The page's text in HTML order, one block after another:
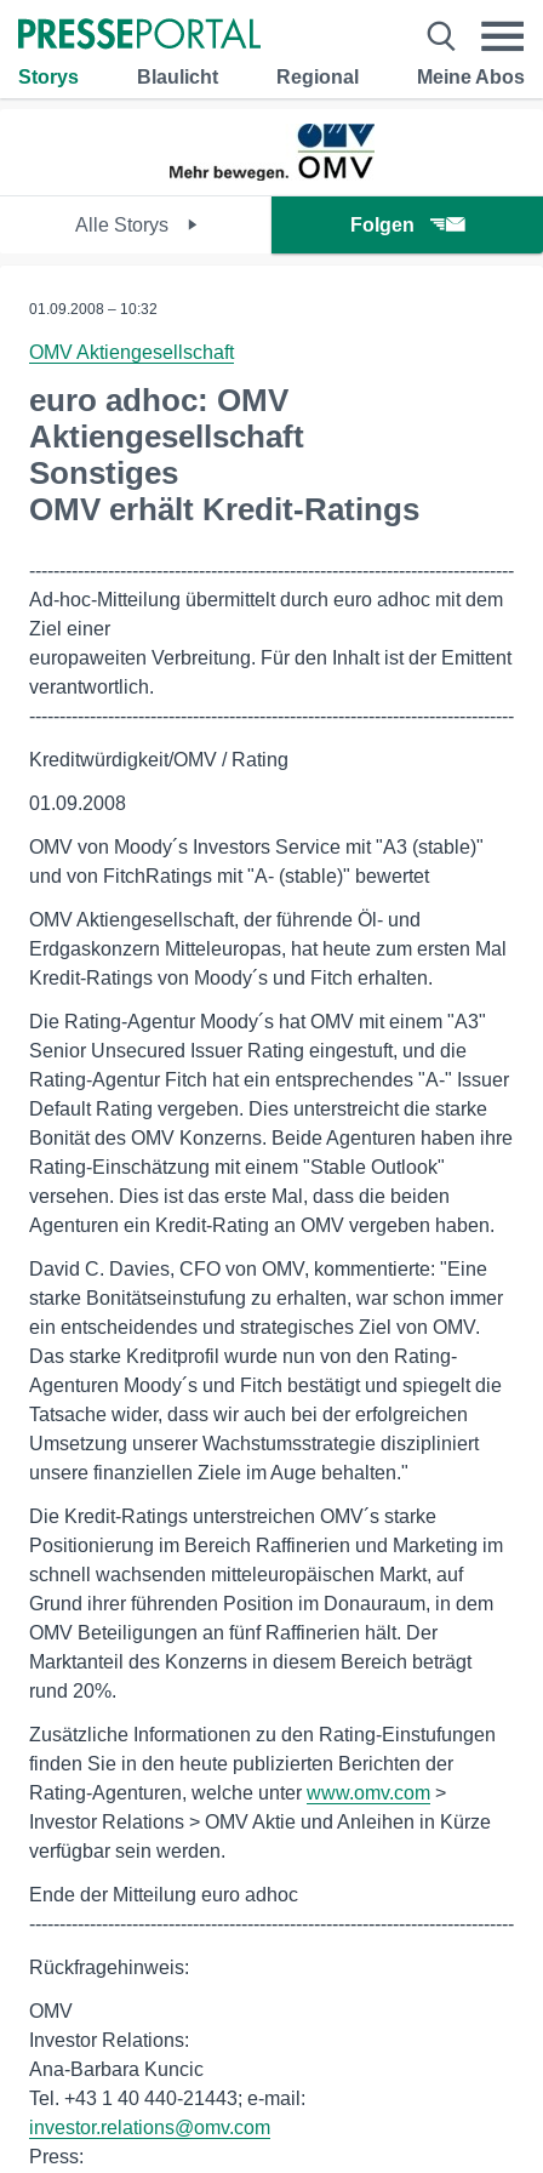
Storys Blaulicht Regional Meine Abos
Alle Storys Folgen
01.09.2008 – 10:32
OMV Aktiengesellschaft
euro adhoc: OMV
Aktiengesellschaft
Sonstiges
OMV erhält Kredit-Ratings
--------------------------------------------------------------------------------
Ad-hoc-Mitteilung übermittelt durch euro adhoc mit dem
Ziel einer
europaweiten Verbreitung. Für den Inhalt ist der Emittent
verantwortlich.
--------------------------------------------------------------------------------
Kreditwürdigkeit/OMV / Rating
01.09.2008
OMV von Moody´s Investors Service mit "A3 (stable)"
und von FitchRatings mit "A- (stable)" bewertet
OMV Aktiengesellschaft, der führende Öl- und
Erdgaskonzern Mitteleuropas, hat heute zum ersten Mal
Kredit-Ratings von Moody´s und Fitch erhalten.
Die Rating-Agentur Moody´s hat OMV mit einem "A3"
Senior Unsecured Issuer Rating eingestuft, und die
Rating-Agentur Fitch hat ein entsprechendes "A-" Issuer
Default Rating vergeben. Dies unterstreicht die starke
Bonität des OMV Konzerns. Beide Agenturen haben ihre
Rating-Einschätzung mit einem "Stable Outlook"
versehen. Dies ist das erste Mal, dass die beiden
Agenturen ein Kredit-Rating an OMV vergeben haben.
David C. Davies, CFO von OMV, kommentierte: "Eine
starke Bonitätseinstufung zu erhalten, war schon immer
ein entscheidendes und strategisches Ziel von OMV.
Das starke Kreditprofil wurde nun von den Rating-
Agenturen Moody´s und Fitch bestätigt und spiegelt die
Tatsache wider, dass wir auch bei der erfolgreichen
Umsetzung unserer Wachstumsstrategie diszipliniert
unsere finanziellen Ziele im Auge behalten."
Die Kredit-Ratings unterstreichen OMV´s starke
Positionierung im Bereich Raffinerien und Marketing im
schnell wachsenden mitteleuropäischen Markt, auf
Grund ihrer führenden Position im Donauraum, in dem
OMV Beteiligungen an fünf Raffinerien hält. Der
Marktanteil des Konzerns in diesem Bereich beträgt
rund 20%.
Zusätzliche Informationen zu den Rating-Einstufungen
finden Sie in den heute publizierten Berichten der
Rating-Agenturen, welche unter www.omv.com >
Investor Relations > OMV Aktie und Anleihen in Kürze
verfügbar sein werden.
Ende der Mitteilung euro adhoc
--------------------------------------------------------------------------------
Rückfragehinweis:
OMV
Investor Relations:
Ana-Barbara Kuncic
Tel. +43 1 40 440-21443; e-mail:
investor.relations@omv.com
Press: